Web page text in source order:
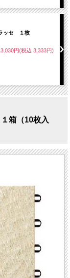
ッセ １枚
円(税込 3,333円)
箱（10枚入